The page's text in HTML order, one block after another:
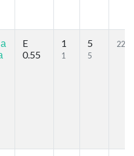
E
0.55
1
1
5
5